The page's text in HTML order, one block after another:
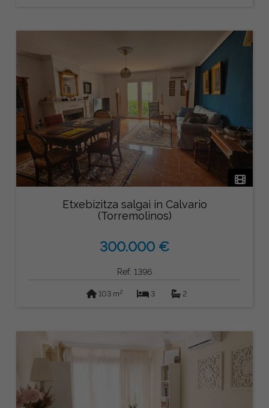
Etxebizitza salgai in Calvario
(Torremolinos)
300.000 €
Ref: 1396
103 m2 3 2